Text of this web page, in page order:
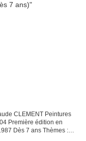
CLEMENT Peintures
Première édition en
Dès 7 ans Thèmes :